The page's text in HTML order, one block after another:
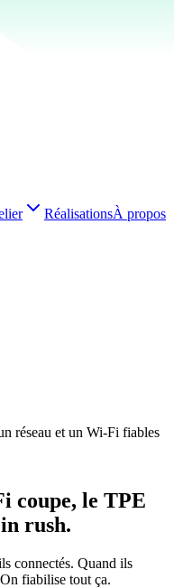
RéalisationsÀ propos
réseau et un Wi-Fi fiables
coupe, le TPE
rush.
connectés. Quand ils
fiabilise tout ça.